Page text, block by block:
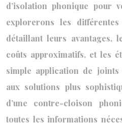
d’isolation phonique pour
explorerons les
détaillant leurs avantages,
coûts approximatifs, et les
simple application de
aux solutions plus
d’une contre-cloison
toutes les informations